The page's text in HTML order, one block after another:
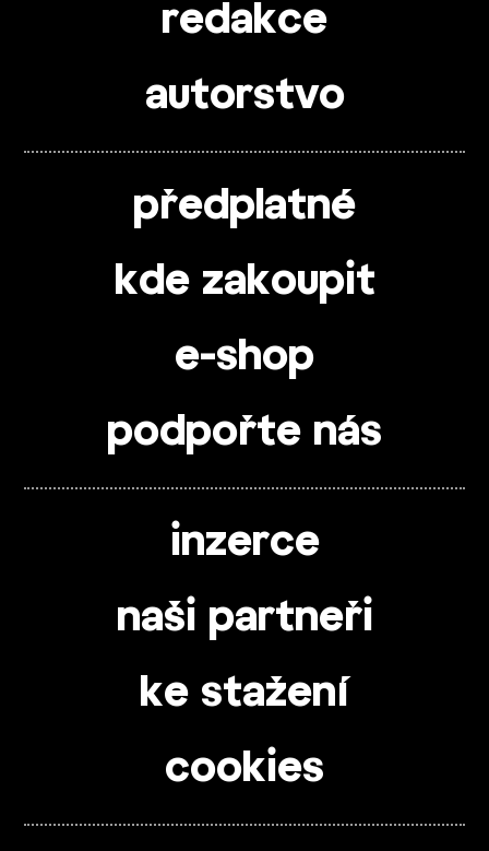
redakce
autorstvo
předplatné
kde zakoupit
e-shop
podpořte nás
inzerce
naši partneři
ke stažení
cookies